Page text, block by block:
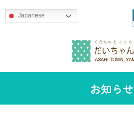
Japanese
お知らせ